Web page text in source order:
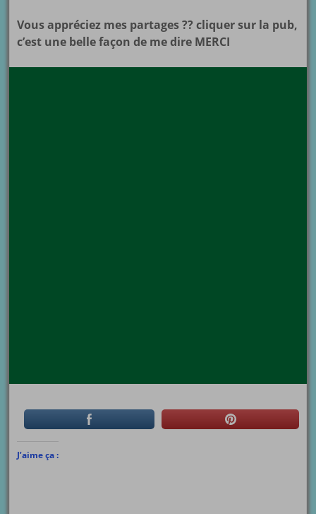
Vous appréciez mes partages ?? cliquer sur la pub,
c’est une belle façon de me dire MERCI
J’aime ça :